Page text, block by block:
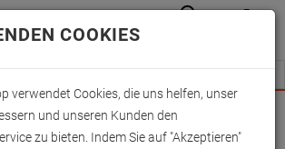
für Fachhändler zum
-Mehr Informationen hier
Anmelden
COOKIES
verwendet Cookies, die uns helfen, unser
und unseren Kunden den
zu bieten. Indem Sie auf "Akzeptieren"